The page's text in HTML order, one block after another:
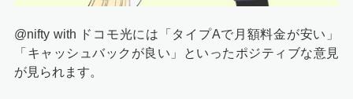
@nifty with ドコモ光には「タイプAで月額料金が安い」
「キャッシュバックが良い」といったポジティブな意見
が見られます。